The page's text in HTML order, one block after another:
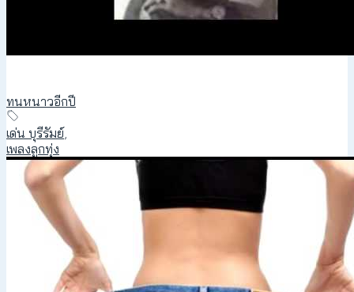
ทนหนาวอีกปี
เด่น บุรีรัมย์,
เพลงลูกทุ่ง